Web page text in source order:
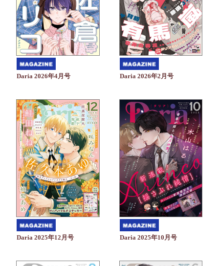
Daria 2026年4月号 Daria 2026年2月号
Daria 2025年12月号 Daria 2025年10月号